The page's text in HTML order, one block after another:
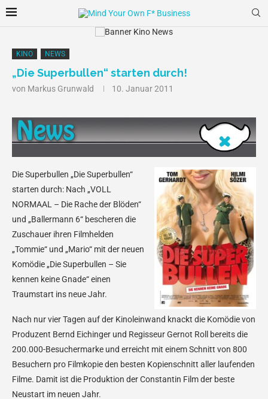
KINO NEWS
„Die Superbullen“ starten durch!
von Markus Grunwald 10. Januar 2011
Die Superbullen „Die Superbullen“
starten durch: Nach „VOLL
NORMAAL – Die Rache der Blöden“
und „Ballermann 6“ bescheren die
Zuschauer ihren Filmhelden
„Tommie“ und „Mario“ mit der neuen
Komödie „Die Superbullen – Sie
kennen keine Gnade“ einen
Traumstart ins neue Jahr.
Nach nur vier Tagen auf der Kinoleinwand knackt die Komödie von
Produzent Bernd Eichinger und Regisseur Gernot Roll bereits die
200.000-Besuchermarke und erreicht mit einem Schnitt von 800
Besuchern pro Filmkopie den besten Kopienschnitt aller laufenden
Filme. Damit ist die Produktion der Constantin Film der beste
Neustart im neuen Jahr.